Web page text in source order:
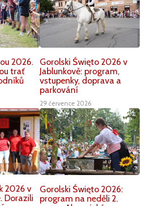
2026.
trať
Gorolski Święto 2026 v
Jablunkově: program,
vstupenky, doprava a
parkování
29 července 2026
2026 v
Dorazili
Gorolski Święto 2026:
program na neděli 2.